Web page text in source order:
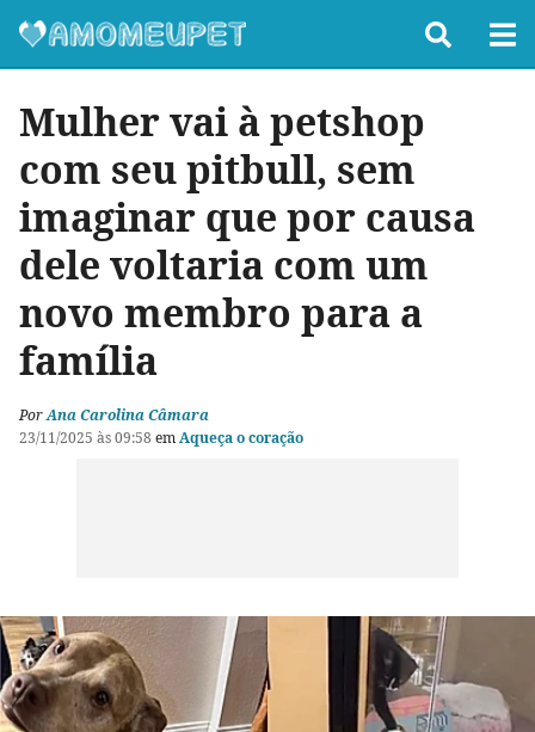
Mulher vai à petshop
com seu pitbull, sem
imaginar que por causa
dele voltaria com um
novo membro para a
família
PorAna Carolina Câmara
23/11/2025 às 09:58 emAqueça o coração